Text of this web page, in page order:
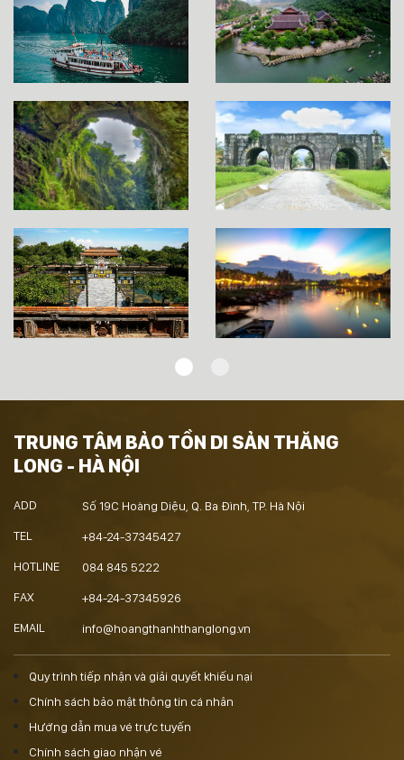
TRUNG TÂM BẢO TỒN DI SẢN THĂNG
LONG - HÀ NỘI
ADD Số 19C Hoàng Diệu, Q. Ba Đình, TP. Hà Nội
TEL +84-24-37345427
HOTLINE 084 845 5222
FAX +84-24-37345926
EMAIL info@hoangthanhthanglong.vn
Quy trình tiếp nhận và giải quyết khiếu nại
Chính sách bảo mật thông tin cá nhân
Hướng dẫn mua vé trực tuyến
Chính sách giao nhận vé